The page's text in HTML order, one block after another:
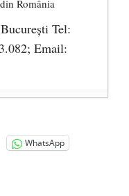
România
Tel:
Email:
să pună
- 1 iulie
WhatsApp